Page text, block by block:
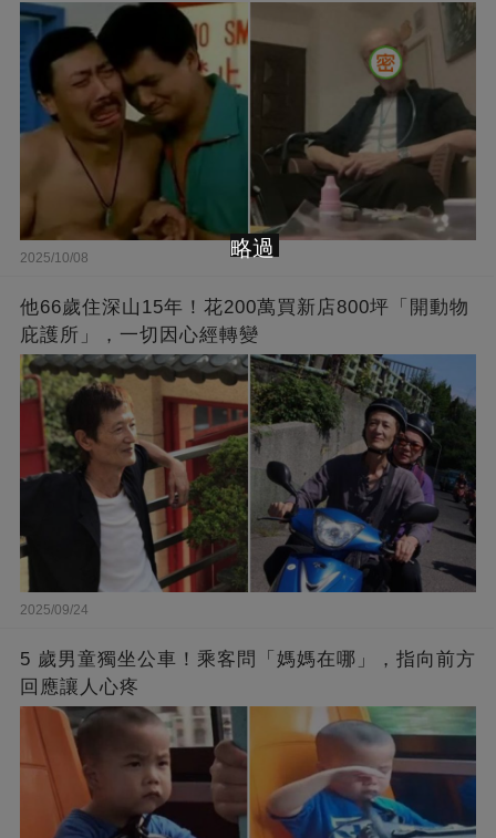
2025/10/08
他66歲住深山15年！花200萬買新店800坪「開動物
庇護所」，一切因心經轉變
2025/09/24
5 歲男童獨坐公車！乘客問「媽媽在哪」，指向前方
回應讓人心疼
略過